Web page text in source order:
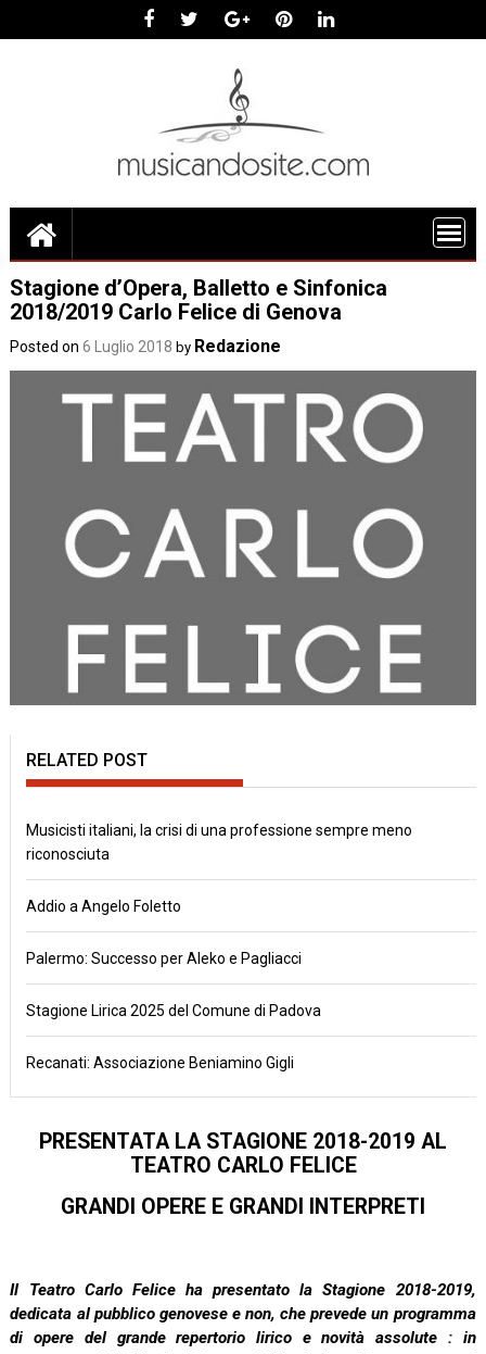
Stagione d’Opera, Balletto e Sinfonica
2018/2019 Carlo Felice di Genova
Posted on6 Luglio 2018 by Redazione
RELATED POST
Musicisti italiani, la crisi di una professione sempre meno
riconosciuta
Addio a Angelo Foletto
Palermo: Successo per Aleko e Pagliacci
Stagione Lirica 2025 del Comune di Padova
Recanati: Associazione Beniamino Gigli
PRESENTATA LA STAGIONE 2018-2019 AL
TEATRO CARLO FELICE
GRANDI OPERE E GRANDI INTERPRETI
Il Teatro Carlo Felice ha presentato la Stagione 2018-2019,
dedicata al pubblico genovese e non, che prevede un programma
di opere del grande repertorio lirico e novità assolute : in